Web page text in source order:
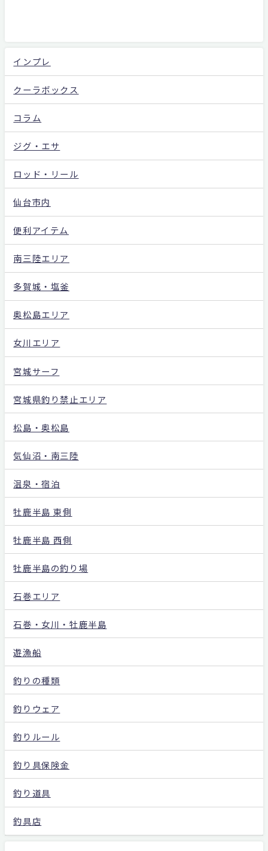
インプレ
クーラボックス
コラム
ジグ・エサ
ロッド・リール
仙台市内
便利アイテム
南三陸エリア
多賀城・塩釜
奥松島エリア
女川エリア
宮城サーフ
宮城県釣り禁止エリア
松島・奥松島
気仙沼・南三陸
温泉・宿泊
牡鹿半島 東側
牡鹿半島 西側
牡鹿半島の釣り場
石巻エリア
石巻・女川・牡鹿半島
遊漁船
釣りの種類
釣りウェア
釣りルール
釣り具保険金
釣り道具
釣具店